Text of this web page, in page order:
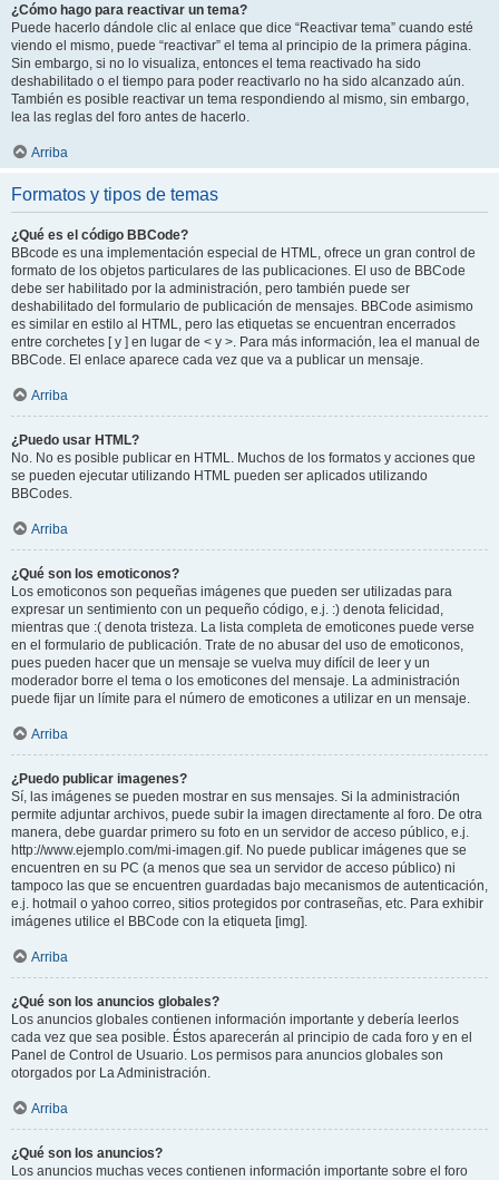
¿Cómo hago para reactivar un tema?
Puede hacerlo dándole clic al enlace que dice “Reactivar tema” cuando esté
viendo el mismo, puede “reactivar” el tema al principio de la primera página.
Sin embargo, si no lo visualiza, entonces el tema reactivado ha sido
deshabilitado o el tiempo para poder reactivarlo no ha sido alcanzado aún.
También es posible reactivar un tema respondiendo al mismo, sin embargo,
lea las reglas del foro antes de hacerlo.
Arriba
Formatos y tipos de temas
¿Qué es el código BBCode?
BBcode es una implementación especial de HTML, ofrece un gran control de
formato de los objetos particulares de las publicaciones. El uso de BBCode
debe ser habilitado por la administración, pero también puede ser
deshabilitado del formulario de publicación de mensajes. BBCode asimismo
es similar en estilo al HTML, pero las etiquetas se encuentran encerrados
entre corchetes [ y ] en lugar de < y >. Para más información, lea el manual de
BBCode. El enlace aparece cada vez que va a publicar un mensaje.
Arriba
¿Puedo usar HTML?
No. No es posible publicar en HTML. Muchos de los formatos y acciones que
se pueden ejecutar utilizando HTML pueden ser aplicados utilizando
BBCodes.
Arriba
¿Qué son los emoticonos?
Los emoticonos son pequeñas imágenes que pueden ser utilizadas para
expresar un sentimiento con un pequeño código, e.j. :) denota felicidad,
mientras que :( denota tristeza. La lista completa de emoticones puede verse
en el formulario de publicación. Trate de no abusar del uso de emoticonos,
pues pueden hacer que un mensaje se vuelva muy difícil de leer y un
moderador borre el tema o los emoticones del mensaje. La administración
puede fijar un límite para el número de emoticones a utilizar en un mensaje.
Arriba
¿Puedo publicar imagenes?
Sí, las imágenes se pueden mostrar en sus mensajes. Si la administración
permite adjuntar archivos, puede subir la imagen directamente al foro. De otra
manera, debe guardar primero su foto en un servidor de acceso público, e.j.
http://www.ejemplo.com/mi-imagen.gif. No puede publicar imágenes que se
encuentren en su PC (a menos que sea un servidor de acceso público) ni
tampoco las que se encuentren guardadas bajo mecanismos de autenticación,
e.j. hotmail o yahoo correo, sitios protegidos por contraseñas, etc. Para exhibir
imágenes utilice el BBCode con la etiqueta [img].
Arriba
¿Qué son los anuncios globales?
Los anuncios globales contienen información importante y debería leerlos
cada vez que sea posible. Éstos aparecerán al principio de cada foro y en el
Panel de Control de Usuario. Los permisos para anuncios globales son
otorgados por La Administración.
Arriba
¿Qué son los anuncios?
Los anuncios muchas veces contienen información importante sobre el foro